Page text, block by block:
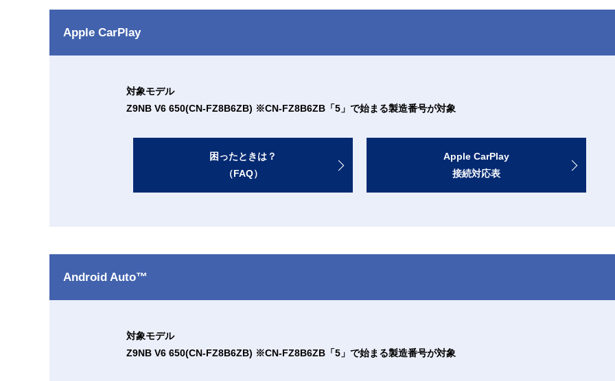
Apple CarPlay
対象モデル
Z9NB V6 650(CN-FZ8B6ZB) ※CN-FZ8B6ZB「5」で始まる製造番号が対象
困ったときは？
（FAQ）
Apple CarPlay
接続対応表
Android Auto™
対象モデル
Z9NB V6 650(CN-FZ8B6ZB) ※CN-FZ8B6ZB「5」で始まる製造番号が対象